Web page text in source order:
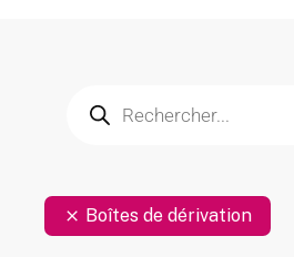
Boîtes de dérivation